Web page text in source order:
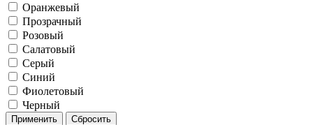
Оранжевый
Прозрачный
Розовый
Салатовый
Серый
Синий
Фиолетовый
Черный
Применить Сбросить